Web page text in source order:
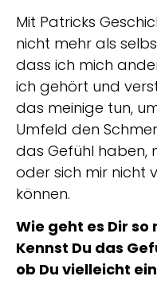
Mit Patricks
nicht mehr als
dass ich mich
ich gehört und
das meinige tun,
Umfeld den
das Gefühl haben,
oder sich mir nicht
können.
Wie geht es Dir
Kennst Du das
ob Du vielleicht